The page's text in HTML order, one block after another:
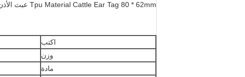
Tpu Material Cattle Ear Tag 80 * 62mm عبث الأذن العلامة
اكتب
وزن
مادة